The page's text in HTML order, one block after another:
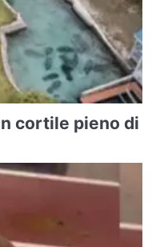
cortile pieno di